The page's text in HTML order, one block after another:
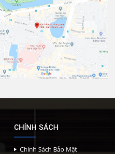
CHÍNH SÁCH
Chính Sách Bảo Mật